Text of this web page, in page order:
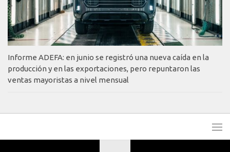
Informe ADEFA: en junio se registró una nueva caída en la
producción y en las exportaciones, pero repuntaron las
ventas mayoristas a nivel mensual